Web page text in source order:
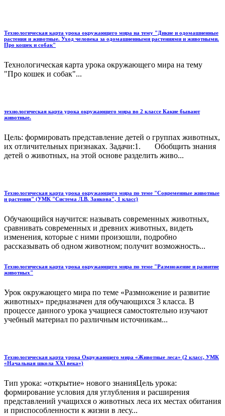
Технологическая карта урока окружающего мира на тему "Дикие и одомашненные
растения и животные. Уход человека за одомашненными растениями и животными.
Про кошек и собак"
Технологическая карта урока окружающего мира на тему
"Про кошек и собак"...
технологическая карта урока окружающего мира во 2 классе Какие бывают
животные.
Цель: формировать представление детей о группах животных,
их отличительных признаках. Задачи:1. Обобщить знания
детей о животных, на этой основе разделить живо...
Технологическая карта урока окружающего мира по теме "Современные животные
и растения" (УМК "Система Л.В. Занкова", 1 класс)
Обучающийся научится: называть современных животных,
сравнивать современных и древних животных, видеть
изменения, которые с ними произошли, подробно
рассказывать об одном животном; получит возможность...
Технологическая карта урока окружающего мира по теме "Размножение и развитие
животных"
Урок окружающего мира по теме «Размножение и развитие
животных» предназначен для обучающихся 3 класса. В
процессе данного урока учащиеся самостоятельно изучают
учебный материал по различным источникам...
Технологическая карта урока Окружающего мира «Животные леса» (2 класс, УМК
«Начальная школа XXI века»)
Тип урока: «открытие» нового знанияЦель урока:
формирование условия для углубления и расширения
представлений учащихся о животных леса их местах обитания
и приспособленности к жизни в лесу...